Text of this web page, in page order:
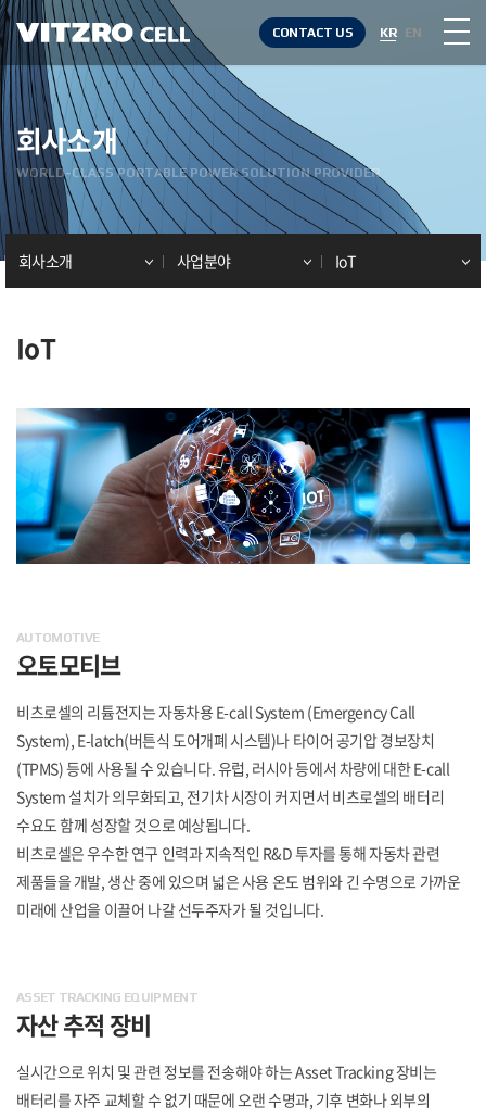
CONTACT US KR EN
회사소개
WORLD-CLASS PORTABLE POWER SOLUTION PROVIDER
회사소개 사업분야 IoT
IoT
AUTOMOTIVE
오토모티브
비츠로셀의 리튬전지는 자동차용 E-call System (Emergency Call
System), E-latch(버튼식 도어개폐 시스템)나 타이어 공기압 경보장치
(TPMS) 등에 사용될 수 있습니다. 유럽, 러시아 등에서 차량에 대한 E-call
System 설치가 의무화되고, 전기차 시장이 커지면서 비츠로셀의 배터리
수요도 함께 성장할 것으로 예상됩니다.
비츠로셀은 우수한 연구 인력과 지속적인 R&D 투자를 통해 자동차 관련
제품들을 개발, 생산 중에 있으며 넓은 사용 온도 범위와 긴 수명으로 가까운
미래에 산업을 이끌어 나갈 선두주자가 될 것입니다.
ASSET TRACKING EQUIPMENT
자산 추적 장비
실시간으로 위치 및 관련 정보를 전송해야 하는 Asset Tracking 장비는
배터리를 자주 교체할 수 없기 때문에 오랜 수명과, 기후 변화나 외부의